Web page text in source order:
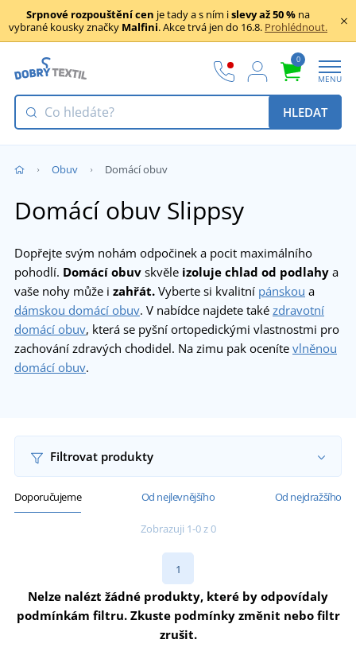
Srpnové rozpouštění cen je tady a s ním islevy až 50 % na
vybrané kousky značky Malfini. Akce trvá jen do 16.8. Prohlédnout.
0
MENU
HLEDAT
Obuv Domácí obuv
Domácí obuv Slippsy
Dopřejte svým nohám odpočinek a pocit maximálního
pohodlí. Domácí obuv skvěle izoluje chlad od podlahy a
vaše nohy může i zahřát. Vyberte si kvalitní pánskou a
dámskou domácí obuv. V nabídce najdete také zdravotní
domácí obuv, která se pyšní ortopedickými vlastnostmi pro
zachování zdravých chodidel. Na zimu pak oceníte vlněnou
domácí obuv.
Filtrovat produkty
Doporučujeme Od nejlevnějšího Od nejdražšího
Zobrazuji 1-0 z 0
1
Nelze nalézt žádné produkty, které by odpovídaly
podmínkám filtru. Zkuste podmínky změnit nebo filtr
zrušit.